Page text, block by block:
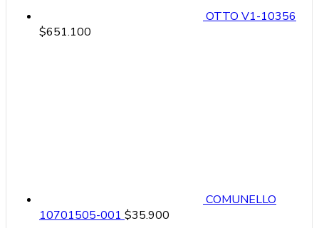
OTTO V1-10356
$651.100
COMUNELLO
10701505-001 $35.900